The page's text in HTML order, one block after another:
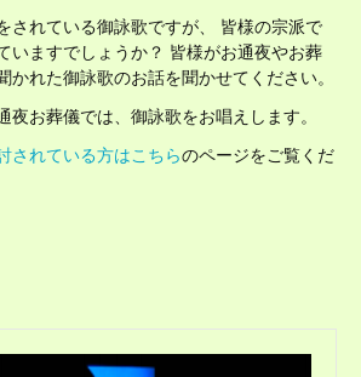
されている御詠歌ですが、 皆様の宗派で
いますでしょうか？ 皆様がお通夜やお葬
かれた御詠歌のお話を聞かせてください。
夜お葬儀では、御詠歌をお唱えします。
されている方はこちらのページをご覧くだ